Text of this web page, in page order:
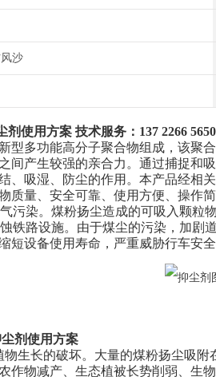
沙
剂使用方案 技术服务：137 2266 5650
型多功能高分子聚合物组成，该聚
间产生较强的亲合力。 通过捕捉和
、吸湿、 防尘的作用。本产品经相
质量、 安全可靠 、使用方便、操作
污染。煤粉扬尘造成的可吸入颗粒
铁路设施。由于煤尘的污染，加剧
短设备使用寿命，严重威胁行车安
剂使用方案
物生长的破坏。大量的煤粉扬尘吸附
作物减产、生态植被长势削弱、生